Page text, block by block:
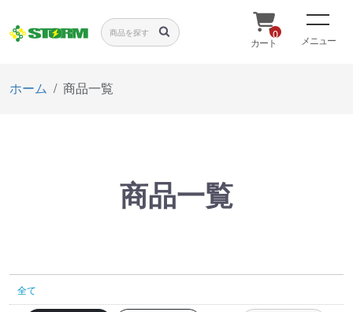
0
カート メニュー
ホーム 商品一覧
商品一覧
全て